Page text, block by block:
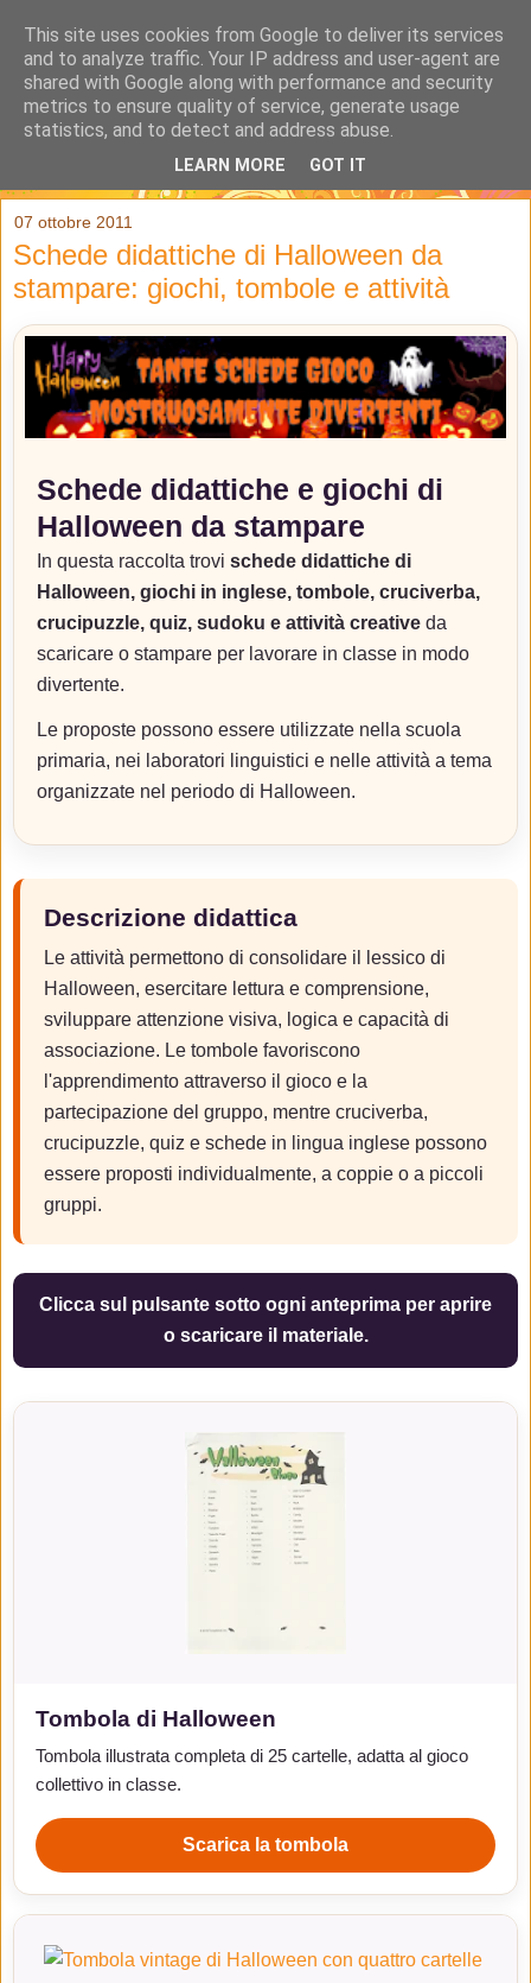
07 ottobre 2011
Schede didattiche di Halloween da
stampare: giochi, tombole e attività
Schede didattiche e giochi di
Halloween da stampare
In questa raccolta trovi schede didattiche di
Halloween, giochi in inglese, tombole, cruciverba,
crucipuzzle, quiz, sudoku e attività creative da
scaricare o stampare per lavorare in classe in modo
divertente.
Le proposte possono essere utilizzate nella scuola
primaria, nei laboratori linguistici e nelle attività a tema
organizzate nel periodo di Halloween.
Descrizione didattica
Le attività permettono di consolidare il lessico di
Halloween, esercitare lettura e comprensione,
sviluppare attenzione visiva, logica e capacità di
associazione. Le tombole favoriscono
l'apprendimento attraverso il gioco e la
partecipazione del gruppo, mentre cruciverba,
crucipuzzle, quiz e schede in lingua inglese possono
essere proposti individualmente, a coppie o a piccoli
gruppi.
Clicca sul pulsante sotto ogni anteprima per aprire
o scaricare il materiale.
Tombola di Halloween
Tombola illustrata completa di 25 cartelle, adatta al gioco
collettivo in classe.
Scarica la tombola
This site uses cookies from Google to deliver its services
and to analyze traffic. Your IP address and user-agent are
shared with Google along with performance and security
metrics to ensure quality of service, generate usage
statistics, and to detect and address abuse.
LEARN MORE GOT IT